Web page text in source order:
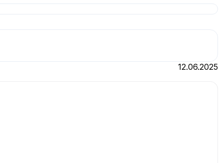
12.06.2025